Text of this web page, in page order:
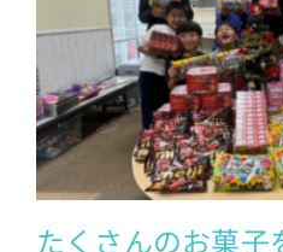
たくさんのお菓子